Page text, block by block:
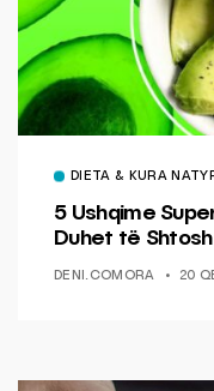
DIETA & KURA
5 Ushqime
Duhet të
DENI.COMORA 20